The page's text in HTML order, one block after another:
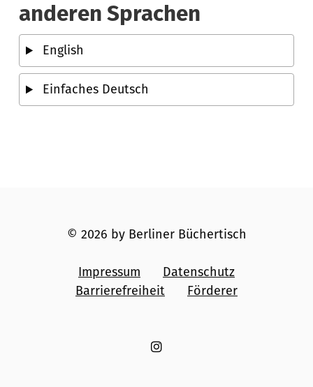
anderen Sprachen
English
Einfaches Deutsch
© 2026 by Berliner Büchertisch
Impressum
Datenschutz
Barrierefreiheit
Förderer